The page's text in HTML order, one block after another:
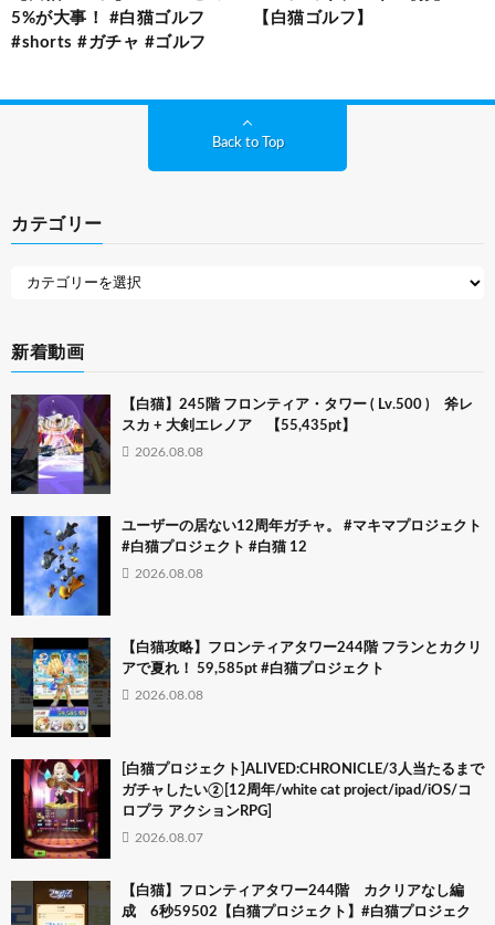
5%が大事！ #白猫ゴルフ
#shorts #ガチャ #ゴルフ
【白猫ゴルフ】
Back to Top
カテゴリー
新着動画
【白猫】245階 フロンティア・タワー ( Lv.500 ) 斧レ
スカ + 大剣エレノア 【55,435pt】
2026.08.08
ユーザーの居ない12周年ガチャ。 #マキマプロジェクト
#白猫プロジェクト #白猫 12
2026.08.08
【白猫攻略】フロンティアタワー244階 フランとカクリ
アで夏れ！ 59,585pt #白猫プロジェクト
2026.08.08
[白猫プロジェクト]ALIVED:CHRONICLE/3人当たるまで
ガチャしたい②[12周年/white cat project/ipad/iOS/コ
ロプラ アクションRPG]
2026.08.07
【白猫】フロンティアタワー244階 カクリアなし編
成 6秒59502【白猫プロジェクト】#白猫プロジェク